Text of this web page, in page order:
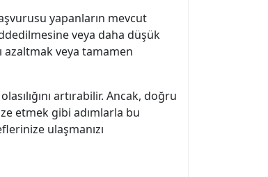
yapanların mevcut
veya daha düşük
veya tamamen
artırabilir. Ancak, doğru
etmek gibi adımlarla bu
ulaşmanızı